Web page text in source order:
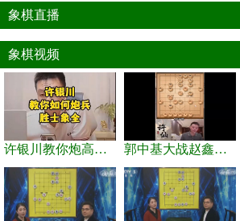
象棋直播
象棋视频
许银川教你炮高兵士象全如何赢士象全，简单四步即可 郭中基大战赵鑫鑫，许银川激情讲解